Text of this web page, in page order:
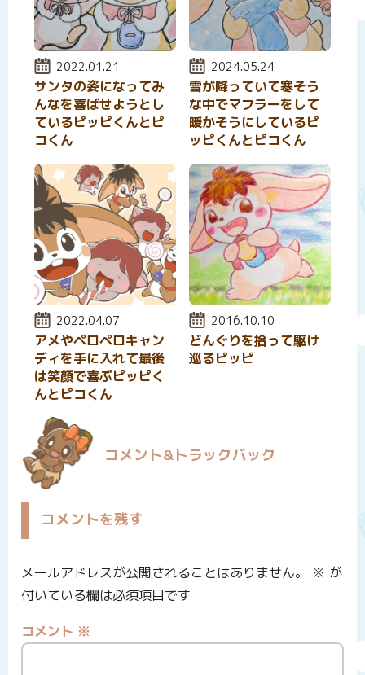
投稿日:
2022.01.21
サンタの姿になってみ
んなを喜ばせようとし
ているピッピくんとピ
コくん
投稿日:
2024.05.24
雪が降っていて寒そう
な中でマフラーをして
暖かそうにしているピ
ッピくんとピコくん
投稿日:
2022.04.07
アメやペロペロキャン
ディを手に入れて最後
は笑顔で喜ぶピッピく
んとピコくん
投稿日:
2016.10.10
どんぐりを拾って駆け
巡るピッピ
コメント&トラックバック
コメントを残す
メールアドレスが公開されることはありません。 ※ が
付いている欄は必須項目です
コメント ※